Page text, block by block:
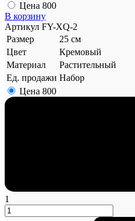
Цена 800
В корзину
Артикул FY-XQ-2
Размер
25 см
Цвет
Кремовый
Материал
Растительный
Ед. продажи Набор
Цена 800
1